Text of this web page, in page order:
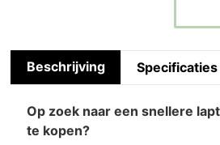
Beschrijving Specificaties
Op zoek naar een snellere
te kopen?